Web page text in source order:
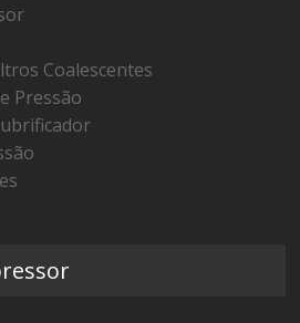
Coalescentes
Pressão